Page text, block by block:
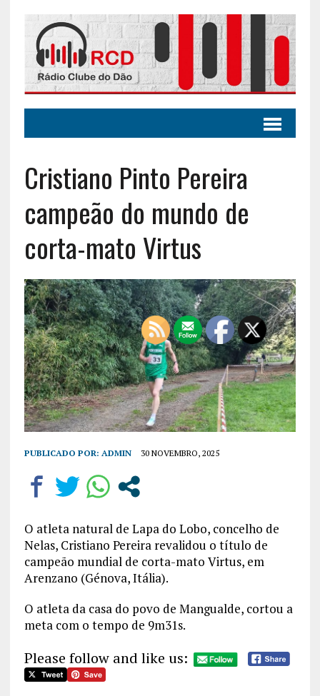
Cristiano Pinto Pereira
campeão do mundo de
corta-mato Virtus
PUBLICADO POR: ADMIN 30 NOVEMBRO, 2025
O atleta natural de Lapa do Lobo, concelho de
Nelas, Cristiano Pereira revalidou o título de
campeão mundial de corta-mato Virtus, em
Arenzano (Génova, Itália).
O atleta da casa do povo de Mangualde, cortou a
meta com o tempo de 9m31s.
Please follow and like us: